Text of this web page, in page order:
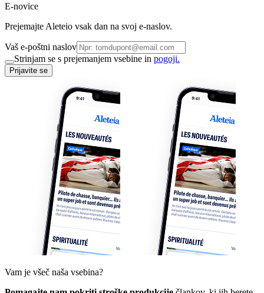
E-novice
Prejemajte Aleteio vsak dan na svoj e-naslov.
Vaš e-poštni naslov
Strinjam se s prejemanjem vsebine in pogoji.
Prijavite se
Vam je všeč naša vsebina?